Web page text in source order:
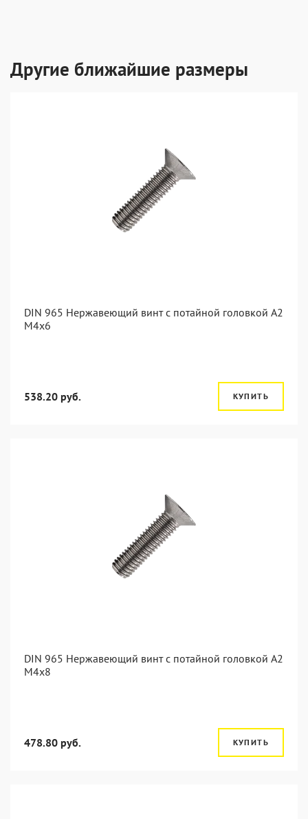
Другие ближайшие размеры
DIN 965 Нержавеющий винт с потайной головкой А2
М4x6
538.20 руб. КУПИТЬ
DIN 965 Нержавеющий винт с потайной головкой А2
М4x8
478.80 руб. КУПИТЬ